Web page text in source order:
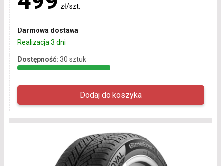
zł/szt.
Darmowa dostawa
Realizacja 3 dni
Dostępność: 30 sztuk